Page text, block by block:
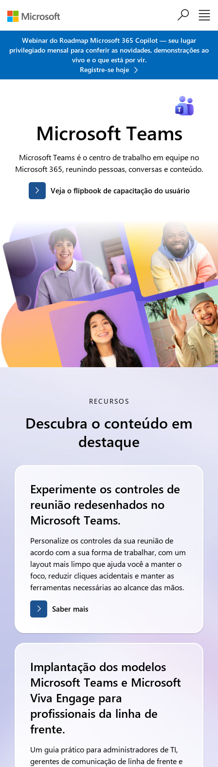
Webinar do Roadmap Microsoft 365 Copilot — seu lugar
privilegiado mensal para conferir as novidades, demonstrações ao
vivo e o que está por vir.
Registre-se hoje
Microsoft Teams
Microsoft Teams é o centro de trabalho em equipe no
Microsoft 365, reunindo pessoas, conversas e conteúdo.
Veja o flipbook de capacitação do usuário
RECURSOS
Descubra o conteúdo em
destaque
Experimente os controles de
reunião redesenhados no
Microsoft Teams.
Personalize os controles da sua reunião de
acordo com a sua forma de trabalhar, com um
layout mais limpo que ajuda você a manter o
foco, reduzir cliques acidentais e manter as
ferramentas necessárias ao alcance das mãos.
Saber mais
Implantação dos modelos
Microsoft Teams e Microsoft
Viva Engage para
profissionais da linha de
frente.
Um guia prático para administradores de TI,
gerentes de comunicação de linha de frente e